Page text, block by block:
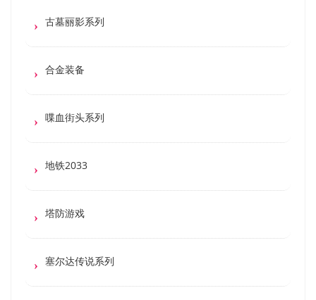
古墓丽影系列
合金装备
喋血街头系列
地铁2033
塔防游戏
塞尔达传说系列